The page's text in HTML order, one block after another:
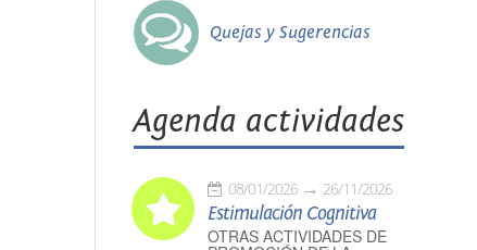
Quejas y Sugerencias
Agenda actividades
08/01/2026 26/11/2026
Estimulación Cognitiva
OTRAS ACTIVIDADES DE